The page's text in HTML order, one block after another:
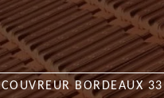
COUVREUR BORDEAUX 33